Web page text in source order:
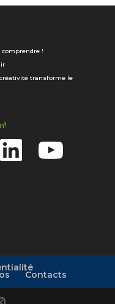
comprendre !
transforme le
LinkedIn
Contacts